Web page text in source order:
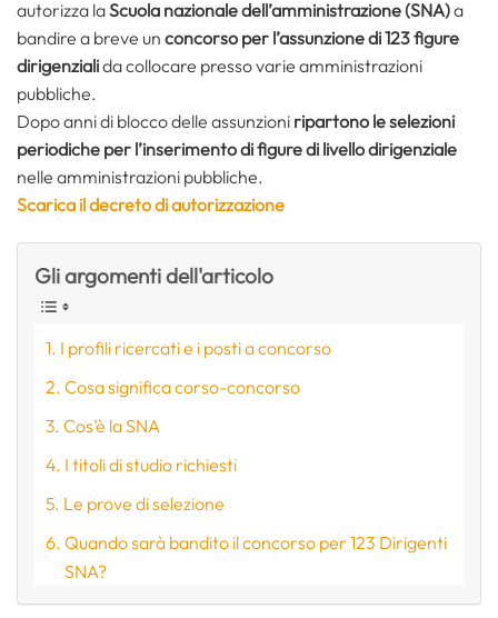
autorizza laScuola nazionale dell’amministrazione (SNA)a
bandire a breve un concorso per l’assunzione di 123 figure
dirigenzialida collocare presso varie amministrazioni
pubbliche.
Dopo anni di blocco delle assunzioni ripartono le selezioni
periodiche per l’inserimento di figure di livello dirigenziale
nelle amministrazioni pubbliche.
Scarica il decreto di autorizzazione
Gli argomenti dell'articolo
I profili ricercati e i posti a concorso
Cosa significa corso-concorso
Cos’è la SNA
I titoli di studio richiesti
Le prove di selezione
Quando sarà bandito il concorso per 123 Dirigenti
SNA?